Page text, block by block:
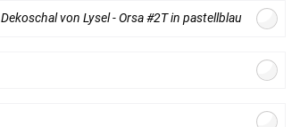
Dekoschal von Lysel - Orsa #2T in pastellblau